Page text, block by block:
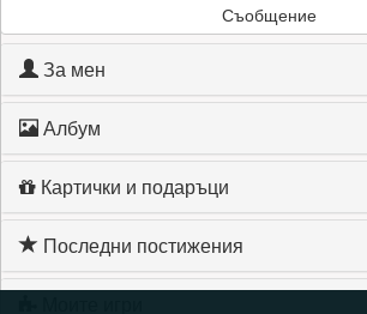
Съобщение
За мен
Албум
Картички и подаръци
Последни постижения